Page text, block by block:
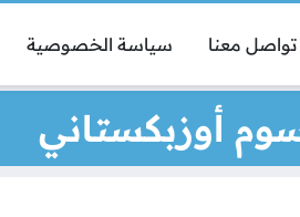
تواصل معنا سياسة الخصوصية
أوزبكستاني